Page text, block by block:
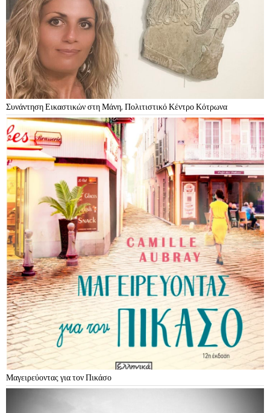
Συνάντηση Εικαστικών στη Μάνη, Πολιτιστικό Κέντρο Κότρωνα
Μαγειρεύοντας για τον Πικάσο